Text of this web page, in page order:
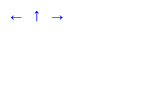
← ↑ →